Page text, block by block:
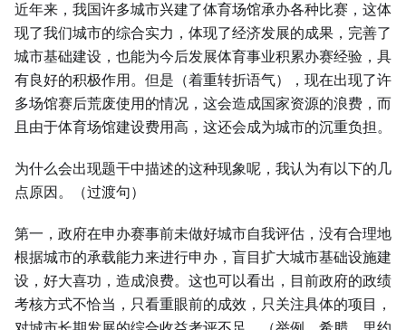
近年来，我国许多城市兴建了体育场馆承办各种比赛，这体
现了我们城市的综合实力，体现了经济发展的成果，完善了
城市基础建设，也能为今后发展体育事业积累办赛经验，具
有良好的积极作用。但是（着重转折语气），现在出现了许
多场馆赛后荒废使用的情况，这会造成国家资源的浪费，而
且由于体育场馆建设费用高，这还会成为城市的沉重负担。
为什么会出现题干中描述的这种现象呢，我认为有以下的几
点原因。（过渡句）
第一，政府在申办赛事前未做好城市自我评估，没有合理地
根据城市的承载能力来进行申办，盲目扩大城市基础设施建
设，好大喜功，造成浪费。这也可以看出，目前政府的政绩
考核方式不恰当，只看重眼前的成效，只关注具体的项目，